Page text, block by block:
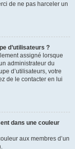
de ne pas harceler un
d’utilisateurs ?
assigné lorsque
administrateur du
d’utilisateurs, votre
de le contacter en lui
dans une couleur
aux membres d’un